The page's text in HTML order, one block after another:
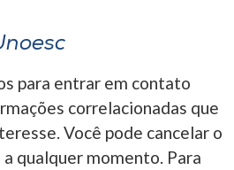
para entrar em contato
correlacionadas que
Você pode cancelar o
qualquer momento. Para